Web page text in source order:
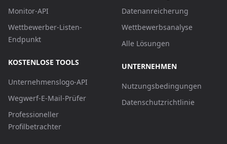
Monitor-API
Wettbewerber-Listen-
Endpunkt
KOSTENLOSE TOOLS
Unternehmenslogo-API
Wegwerf-E-Mail-Prüfer
Professioneller
Profilbetrachter
Datenanreicherung
Wettbewerbsanalyse
Alle Lösungen
UNTERNEHMEN
Nutzungsbedingungen
Datenschutzrichtlinie